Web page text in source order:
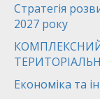
Стратегія
2027 року
Економіка та